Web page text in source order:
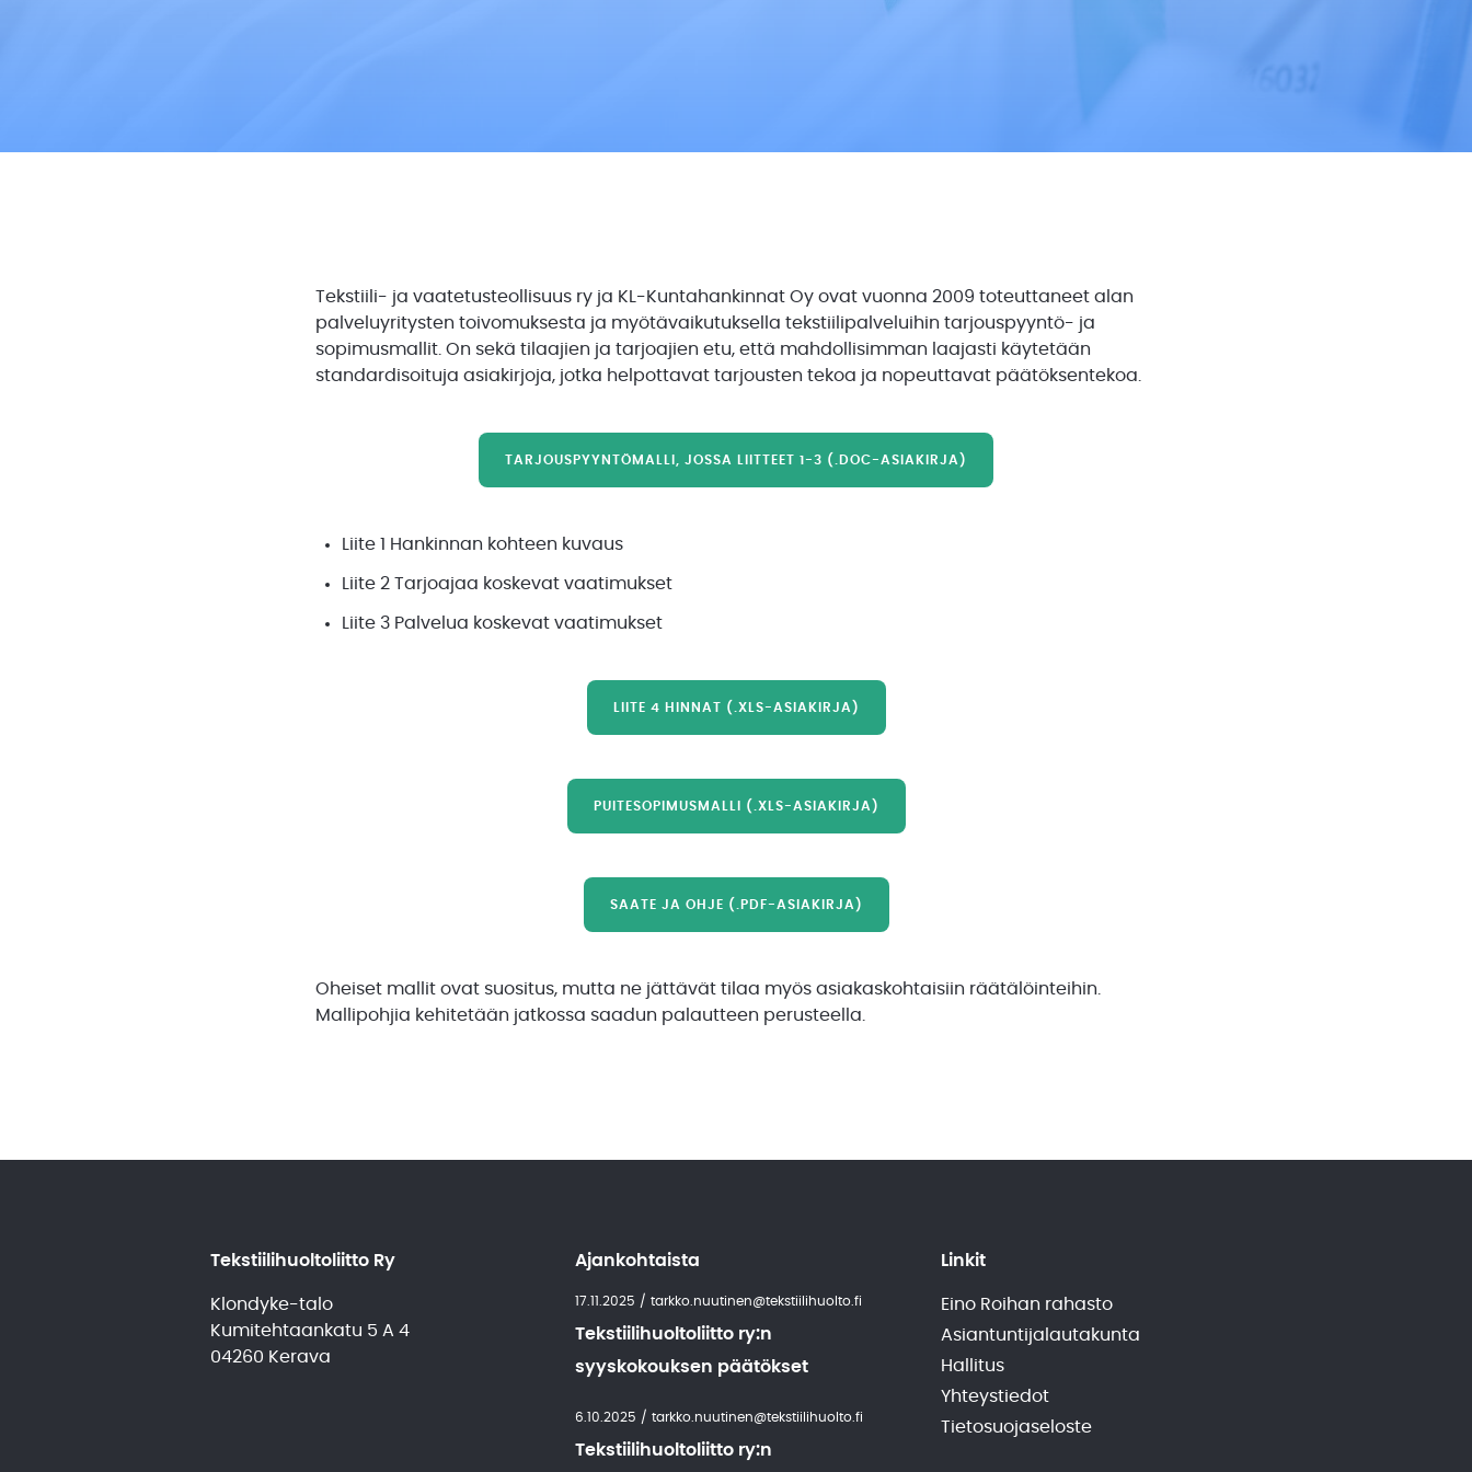
Tekstiili- ja vaatetusteollisuus ry ja KL-Kuntahankinnat Oy ovat vuonna 2009 toteuttaneet alan
palveluyritysten toivomuksesta ja myötävaikutuksella tekstiilipalveluihin tarjouspyyntö- ja
sopimusmallit. On sekä tilaajien ja tarjoajien etu, että mahdollisimman laajasti käytetään
standardisoituja asiakirjoja, jotka helpottavat tarjousten tekoa ja nopeuttavat päätöksentekoa.
TARJOUSPYYNTÖMALLI, JOSSA LIITTEET 1-3 (.DOC-ASIAKIRJA)
Liite 1 Hankinnan kohteen kuvaus
Liite 2 Tarjoajaa koskevat vaatimukset
Liite 3 Palvelua koskevat vaatimukset
LIITE 4 HINNAT (.XLS-ASIAKIRJA)
PUITESOPIMUSMALLI (.XLS-ASIAKIRJA)
SAATE JA OHJE (.PDF-ASIAKIRJA)
Oheiset mallit ovat suositus, mutta ne jättävät tilaa myös asiakaskohtaisiin räätälöinteihin.
Mallipohjia kehitetään jatkossa saadun palautteen perusteella.
Tekstiilihuoltoliitto Ry
Klondyke-talo
Kumitehtaankatu 5 A 4
04260 Kerava
Ajankohtaista
17.11.2025 / tarkko.nuutinen@tekstiilihuolto.fi
Tekstiilihuoltoliitto ry:n
syyskokouksen päätökset
6.10.2025 / tarkko.nuutinen@tekstiilihuolto.fi
Tekstiilihuoltoliitto ry:n
Linkit
Eino Roihan rahasto
Asiantuntija­lautakunta
Hallitus
Yhteystiedot
Tietosuojaseloste